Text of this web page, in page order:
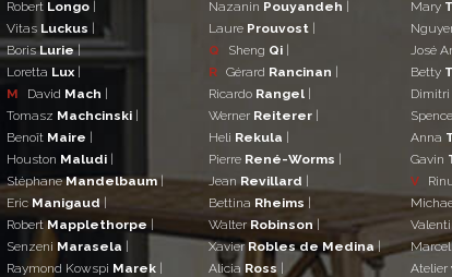
Robert Longo |
Vitas Luckus |
BorisLurie|
Loretta Lux |
M
David Mach |
Tomasz Machcinski |
Benoît Maire |
Houston Maludi |
StéphaneMandelbaum|
Eric Manigaud |
RobertMapplethorpe |
Senzeni Marasela |
Raymond Kowspi Marek |
Nazanin Pouyandeh |
Laure Prouvost |
Q
Sheng Qi |
R Gérard Rancinan |
Ricardo Rangel |
Werner Reiterer |
Heli Rekula |
Pierre René-Worms |
Jean Revillard |
Bettina Rheims |
Walter Robinson|
Xavier Robles de Medina |
Alicia Ross |
Mary
José
Betty
Dimitri
Anna
Gavin
V
Atelier